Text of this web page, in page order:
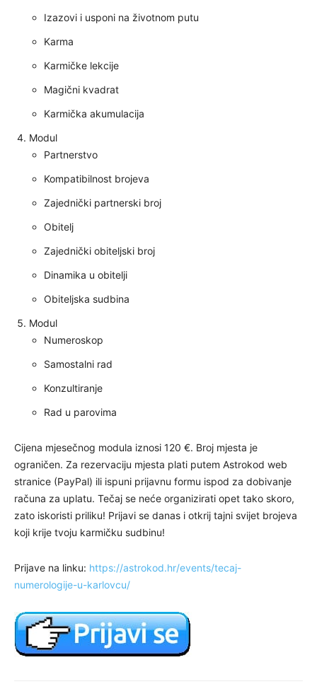
Izazovi i usponi na životnom putu
Karma
Karmičke lekcije
Magični kvadrat
Karmička akumulacija
Modul
Partnerstvo
Kompatibilnost brojeva
Zajednički partnerski broj
Obitelj
Zajednički obiteljski broj
Dinamika u obitelji
Obiteljska sudbina
Modul
Numeroskop
Samostalni rad
Konzultiranje
Rad u parovima
Cijena mjesečnog modula iznosi 120 €. Broj mjesta je
ograničen. Za rezervaciju mjesta plati putem Astrokod web
stranice (PayPal) ili ispuni prijavnu formu ispod za dobivanje
računa za uplatu. Tečaj se neće organizirati opet tako skoro,
zato iskoristi priliku! Prijavi se danas i otkrij tajni svijet brojeva
koji krije tvoju karmičku sudbinu!
Prijave na linku: https://astrokod.hr/events/tecaj-
numerologije-u-karlovcu/